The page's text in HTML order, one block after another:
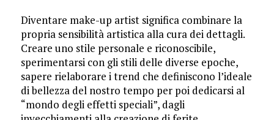
Diventare make-up artist significa combinare la
propria sensibilità artistica alla cura dei dettagli.
Creare uno stile personale e riconoscibile,
sperimentarsi con gli stili delle diverse epoche,
sapere rielaborare i trend che definiscono l’ideale
di bellezza del nostro tempo per poi dedicarsi al
“mondo degli effetti speciali”, dagli